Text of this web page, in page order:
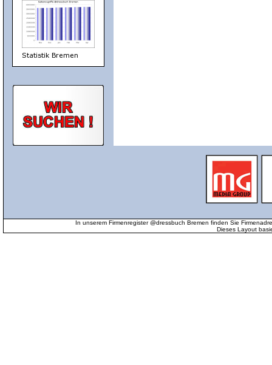
In unserem Firmenregister @dressbuch Bremen finden Sie
Dieses Layout